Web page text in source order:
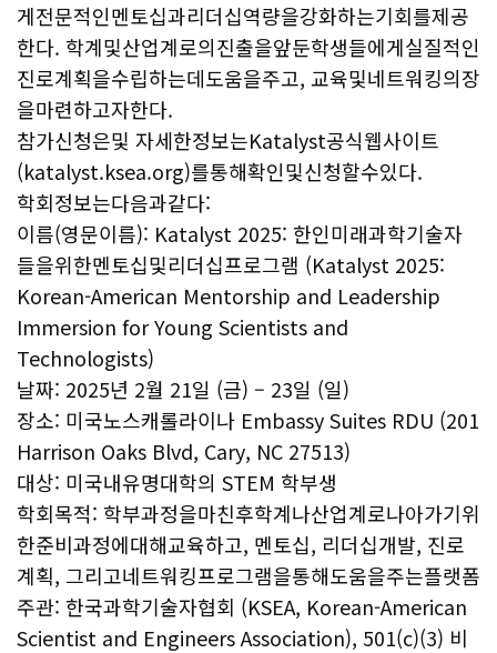
게전문적인멘토십과리더십역량을강화하는기회를제공
한다. 학계및산업계로의진출을앞둔학생들에게실질적인
진로계획을수립하는데도움을주고, 교육및네트워킹의장
을마련하고자한다.
참가신청은및 자세한정보는Katalyst공식웹사이트
(katalyst.ksea.org)를통해확인및신청할수있다.
학회정보는다음과같다:
이름(영문이름): Katalyst 2025: 한인미래과학기술자
들을위한멘토십및리더십프로그램 (Katalyst 2025:
Korean-American Mentorship and Leadership
Immersion for Young Scientists and
Technologists)
날짜: 2025년 2월 21일 (금) – 23일 (일)
장소: 미국노스캐롤라이나 Embassy Suites RDU (201
Harrison Oaks Blvd, Cary, NC 27513)
대상: 미국내유명대학의 STEM 학부생
학회목적: 학부과정을마친후학계나산업계로나아가기위
한준비과정에대해교육하고, 멘토십, 리더십개발, 진로
계획, 그리고네트워킹프로그램을통해도움을주는플랫폼
주관: 한국과학기술자협회 (KSEA, Korean-American
Scientist and Engineers Association), 501(c)(3) 비